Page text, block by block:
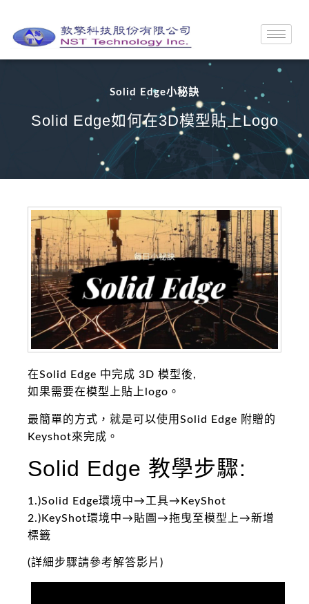
Solid Edge小秘訣
Solid Edge如何在3D模型貼上Logo
在Solid Edge 中完成 3D 模型後,
如果需要在模型上貼上logo。
最簡單的方式，就是可以使用Solid Edge 附贈的
Keyshot來完成。
Solid Edge 教學步驟:
1.)Solid Edge環境中→工具→KeyShot
2.)KeyShot環境中→貼圖→拖曳至模型上→新增
標籤
(詳細步驟請參考解答影片)